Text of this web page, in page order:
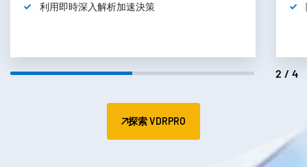
利用即時深入解析加速決策
2/4
探索 VDRPRO